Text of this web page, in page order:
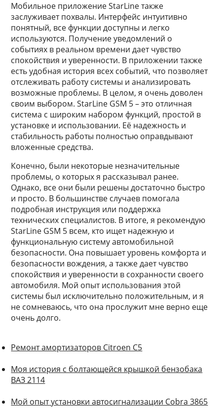
Мобильное приложение StarLine также
заслуживает похвалы. Интерфейс интуитивно
понятный, все функции доступны и легко
используются. Получение уведомлений о
событиях в реальном времени дает чувство
спокойствия и уверенности. В приложении также
есть удобная история всех событий, что позволяет
отслеживать работу системы и анализировать
возможные проблемы. В целом, я очень доволен
своим выбором. StarLine GSM 5 – это отличная
система с широким набором функций, простой в
установке и использовании. Её надежность и
стабильность работы полностью оправдывают
вложенные средства.
Конечно, были некоторые незначительные
проблемы, о которых я рассказывал ранее.
Однако, все они были решены достаточно быстро
и просто. В большинстве случаев помогала
подробная инструкция или поддержка
технических специалистов. В итоге, я рекомендую
StarLine GSM 5 всем, кто ищет надежную и
функциональную систему автомобильной
безопасности. Она повышает уровень комфорта и
безопасности вождения, а также дает чувство
спокойствия и уверенности в сохранности своего
автомобиля. Мой опыт использования этой
системы был исключительно положительным, и я
не сомневаюсь, что она прослужит мне верно еще
очень долго.
Ремонт амортизаторов Citroen C5
Моя история с болтающейся крышкой бензобака
ВАЗ 2114
Мой опыт установки автосигнализации Cobra 3865